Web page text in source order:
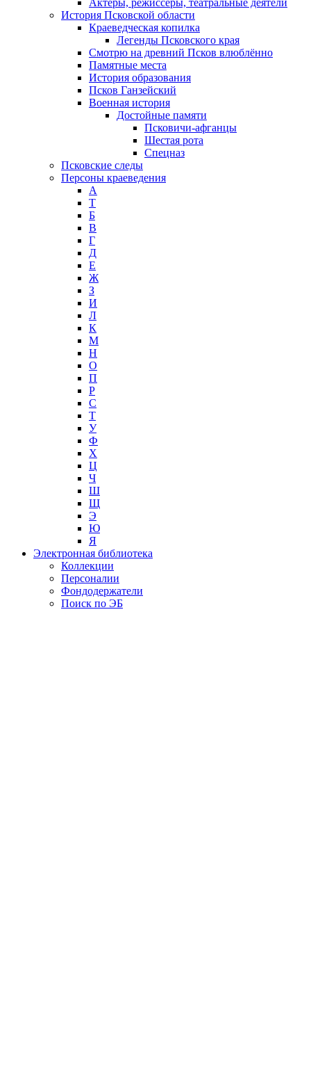
История Псковской области
Краеведческая копилка
Легенды Псковского края
Смотрю на древний Псков влюблённо
Памятные места
История образования
Псков Ганзейский
Военная история
Достойные памяти
Псковичи-афганцы
Шестая рота
Спецназ
Псковские следы
Персоны краеведения
А
T
Б
В
Г
Д
Е
Ж
З
И
Л
К
М
Н
О
П
Р
С
Т
У
Ф
Х
Ц
Ч
Ш
Щ
Э
Ю
Я
Электронная библиотека
Коллекции
Персоналии
Фондодержатели
Поиск по ЭБ